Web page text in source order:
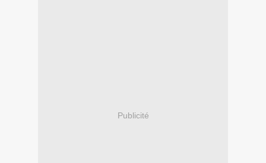
Publicité